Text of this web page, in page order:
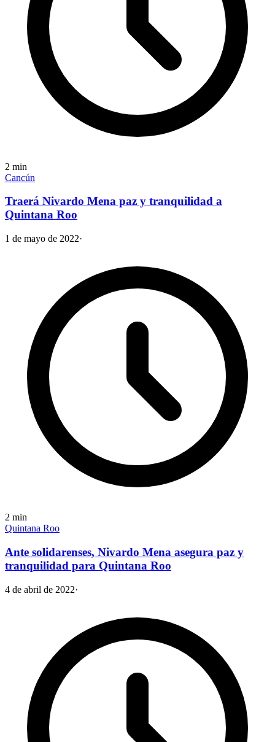
2 min
Cancún
Traerá Nivardo Mena paz y tranquilidad a
Quintana Roo
1 de mayo de 2022·
2 min
Quintana Roo
Ante solidarenses, Nivardo Mena asegura paz y
tranquilidad para Quintana Roo
4 de abril de 2022·